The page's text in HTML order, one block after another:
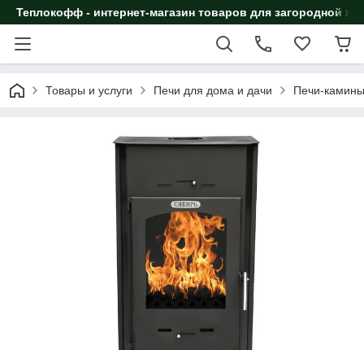
Теплокофф - интернет-магазин товаров для загородной
Товары и услуги Печи для дома и дачи Печи-камины